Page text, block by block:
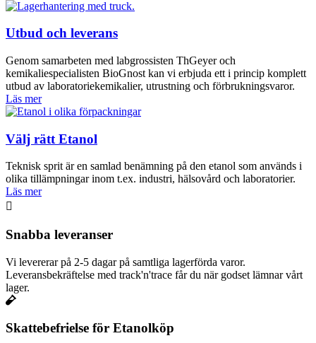
Utbud och leverans
Genom samarbeten med labgrossisten ThGeyer och
kemikaliespecialisten BioGnost kan vi erbjuda ett i princip komplett
utbud av laboratoriekemikalier, utrustning och förbrukningsvaror.
Läs mer
Välj rätt Etanol
Teknisk sprit är en samlad benämning på den etanol som används i
olika tillämpningar inom t.ex. industri, hälsovård och laboratorier.
Läs mer
Snabba leveranser
Vi levererar på 2-5 dagar på samtliga lagerförda varor.
Leveransbekräftelse med track'n'trace får du när godset lämnar vårt
lager.
Skattebefrielse för Etanolköp